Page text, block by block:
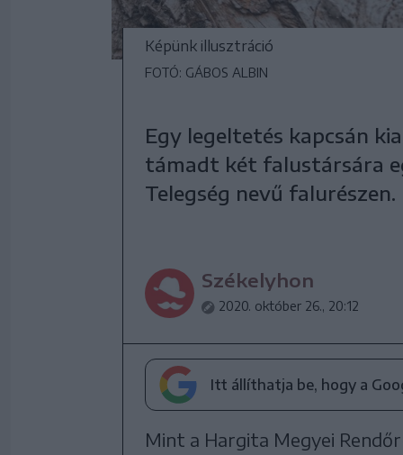
Képünk illusztráció
FOTÓ: GÁBOS ALBIN
Egy legeltetés kapcsán
támadt két falustársára
Telegség nevű falurészen.
Székelyhon
2020. október 26., 20:12
Itt állíthatja be, hogy a
Mint a Hargita Megyei